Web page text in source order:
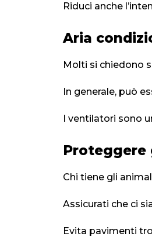
Riduci anche
Aria
Molti si chiedono
In generale, può
I ventilatori sono
Proteggere
Chi tiene gli
Assicurati che ci
Evita pavimenti